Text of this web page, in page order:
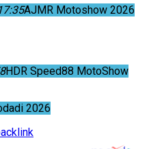
AJMR Motoshow 2026
HDR Speed88 MotoShow
2026